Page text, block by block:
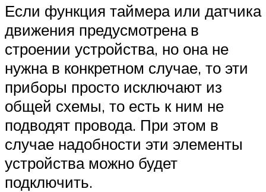
Если функция таймера или датчика
движения предусмотрена в
строении устройства, но она не
нужна в конкретном случае, то эти
приборы просто исключают из
общей схемы, то есть к ним не
подводят провода. При этом в
случае надобности эти элементы
устройства можно будет
подключить.